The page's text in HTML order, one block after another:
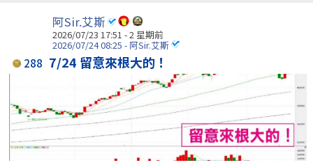
阿Sir.艾斯
2026/07/23 17:51 - 2 星期前
2026/07/24 08:25 - 阿Sir.艾斯
288 7/24 留意來根大的！